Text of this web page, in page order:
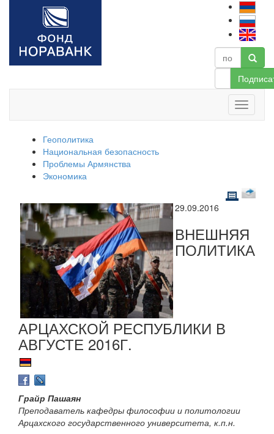
Геополитика
Национальная безопасность
Проблемы Армянства
Экономика
29.09.2016
ВНЕШНЯЯ
ПОЛИТИКА
АРЦАХСКОЙ РЕСПУБЛИКИ В
АВГУСТЕ 2016Г.
Грайр Пашаян
Преподаватель кафедры философии и политологии
Арцахского государственного университета, к.п.н.